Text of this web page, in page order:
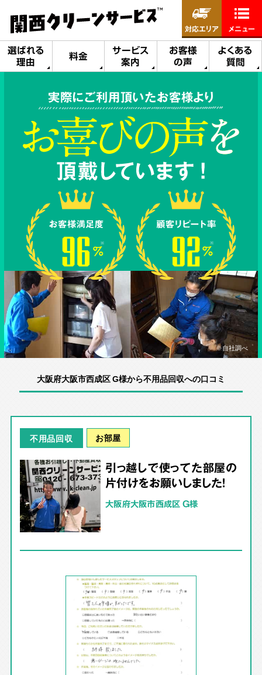
選ばれる
理由
料金
サービス
案内
お客様
の声
よくある
質問
対応エリア メニュー
実際にご利用頂いたお客様より
※自社調べ
大阪府大阪市西成区 G様から不用品回収への口コミ
不用品回収 お部屋
引っ越しで使ってた部屋の
片付けをお願いしました！
大阪府大阪市西成区 G様